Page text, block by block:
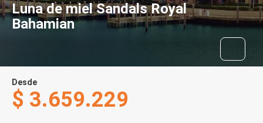
Luna de miel Sandals Royal
Bahamian
Desde
$ 3.659.229